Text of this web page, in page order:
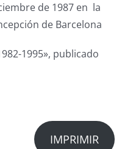
de 1987 en la
de Barcelona
1995», publicado
IMPRIMIR